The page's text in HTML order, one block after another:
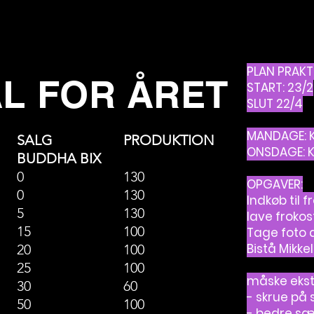
FOR ÅRET
SALG
BUDDHA BIX
0
0
5
15
20
25
30
50
PRODUKTION
130
130
130
100
100
100
60
100
PLAN
START: 23/2
SLUT 22/4
MANDAGE:
ONSDAGE:
OPGAVER:
Indkøb til
lave
Tage foto
Bistå
måske
- skrue på